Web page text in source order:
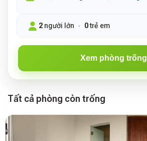
2 người lớn 0trẻ em
Xem phòng trống
Tất cả phòng còn trống